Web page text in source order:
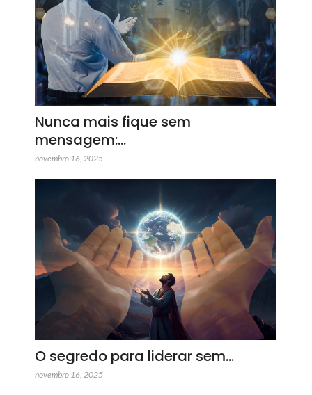
Nunca mais fique sem
mensagem:…
novembro 16, 2025
O segredo para liderar sem…
novembro 16, 2025